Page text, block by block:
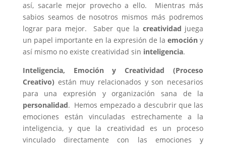
así, sacarle mejor provecho a ello. Mientras más
sabios seamos de nosotros mismos más podremos
lograr para mejor. Saber que la creatividad juega
un papel importante en la expresión de laemoción y
así mismo no existe creatividad sin inteligencia.
Inteligencia, Emoción y Creatividad (Proceso
Creativo) están muy relacionados y son necesarios
para una expresión y organización sana de la
personalidad. Hemos empezado a descubrir que las
emociones están vinculadas estrechamente a la
inteligencia, y que la creatividad es un proceso
vinculado directamente con las emociones y